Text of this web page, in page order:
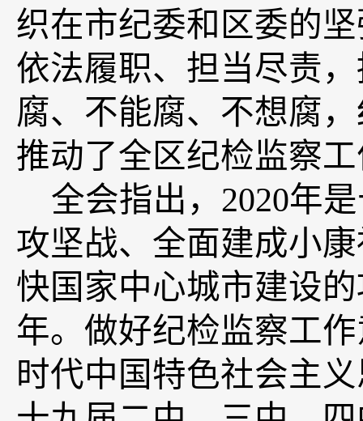
织在市纪委和区委的
依法履职、担当尽责
腐、不能腐、不想腐
推动了全区纪检监察
全会指出， 2020年
攻坚战、全面建成小
快国家中心城市建设
年。做好纪检监察工
时代中国特色社会主